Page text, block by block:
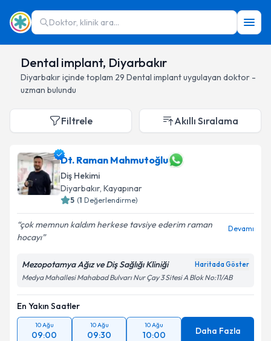
Doktor, klinik ara...
Dental implant, Diyarbakır
Diyarbakıriçinde toplam 29 Dental implantuygulayan doktor -
uzman bulundu
Filtrele Akıllı Sıralama
Dt. Raman Mahmutoğlu
Diş Hekimi
Diyarbakır, Kayapınar
5 (1 Değerlendirme)
çok memnun kaldım herkese tavsiye ederim raman
hocayı
Devamı
Mezopotamya Ağız ve Diş Sağlığı Kliniği Haritada Göster
Medya Mahallesi Mahabad Bulvarı Nur Çay 3 Sitesi A Blok No:11/AB
En Yakın Saatler
10 Ağu
09:00
10 Ağu
09:30
10 Ağu
10:00 Daha Fazla